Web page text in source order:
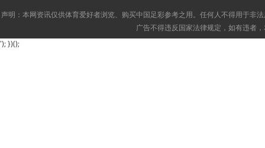
声明：本网资讯仅供体育爱好者浏览、购买中国足彩参考之用。任何人不得用于非
广告不得违反国家法律规定，如有违者
'); })();